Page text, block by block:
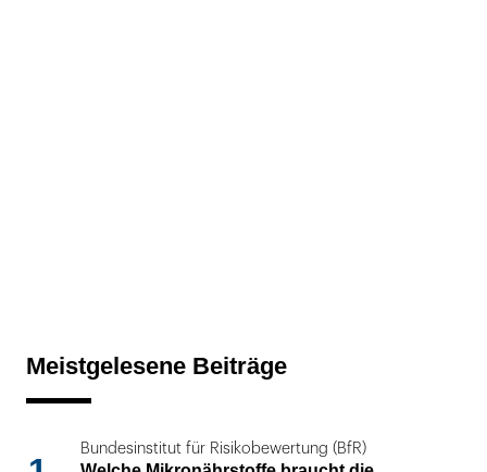
Meistgelesene Beiträge
Bundesinstitut für Risikobewertung (BfR)